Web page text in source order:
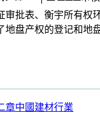
审批表、衡宇所有权
地盘产权的登记和地
章中國建材行業